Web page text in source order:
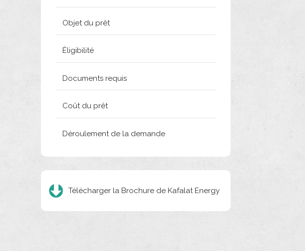
Objet du prêt
Éligibilité
Documents requis
Coût du prêt
Déroulement de la demande
Télécharger la Brochure de Kafalat Energy